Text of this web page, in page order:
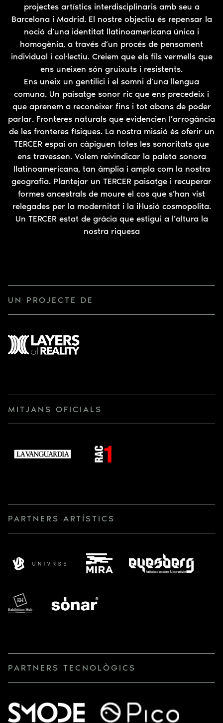
projectes artístics interdisciplinaris amb seu a
Barcelona i Madrid. El nostre objectiu és repensar la
noció d’una identitat llatinoamericana única i
homogènia, a través d’un procés de pensament
individual i col·lectiu. Creiem que els fils vermells que
ens uneixen són gruixuts i resistents.
Ens uneix un gentilici i el somni d’una llengua
comuna. Un paisatge sonor ric que ens precedeix i
que aprenem a reconèixer fins i tot abans de poder
parlar. Fronteres naturals que evidencien l’arrogància
de les fronteres físiques. La nostra missió és oferir un
TERCER espai on càpiguen totes les sonoritats que
ens travessen. Volem reivindicar la paleta sonora
llatinoamericana, tan àmplia i ampla com la nostra
geografia. Plantejar un TERCER paisatge i recuperar
formes ancestrals de moure el cos que s’han vist
relegades per la modernitat i la il·lusió cosmopolita.
Un TERCER estat de gràcia que estigui a l’altura la
nostra riquesa
UN PROJECTE DE
MITJANS OFICIALS
PARTNERS ARTÍSTICS
PARTNERS TECNOLÒGICS